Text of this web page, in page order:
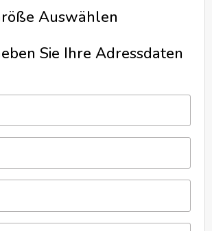
Auswählen
Sie Ihre Adressdaten